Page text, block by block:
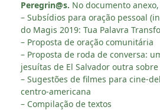
Peregrin@s. No documento
– Subsídios para oração pessoal
do Magis 2019: Tua Palavra
– Proposta de oração comunitária
– Proposta de roda de conversa:
jesuítas de El Salvador outra
– Sugestões de filmes para cine-
centro-americana
– Compilação de textos